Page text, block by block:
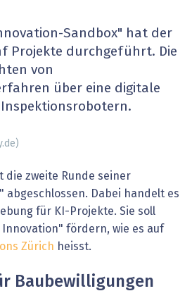
Sandbox" hat der
Projekte durchgeführt. Die
von
über eine digitale
die zweite Runde seiner
abgeschlossen. Dabei handelt es
für KI-Projekte. Sie soll
fördern, wie es auf
Zürich heisst.
Baubewilligungen